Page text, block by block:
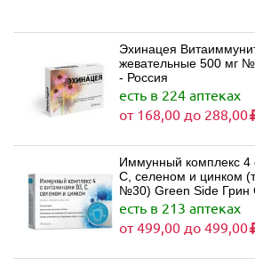
Эхинацея
жевательные 500 мг
- Россия
есть в 224 аптеках
от 168,00 до 288,00
Иммунный комплекс 4
С, селеном и цинком
№30) Green Side
есть в 213 аптеках
от 499,00 до 499,00